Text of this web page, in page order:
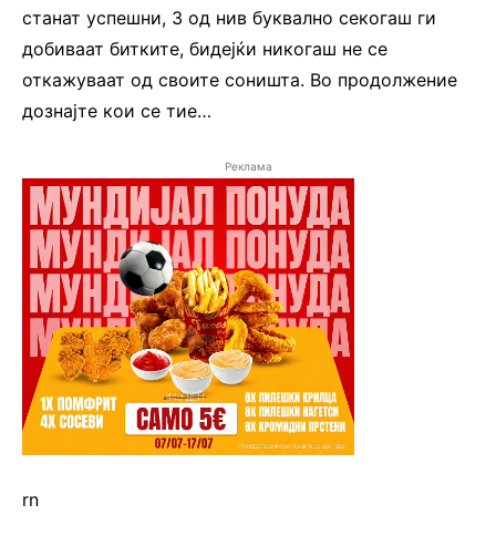
станат успешни, 3 од нив буквално секогаш ги
добиваат битките, бидејќи никогаш не се
откажуваат од своите соништа. Во продолжение
дознајте кои се тие…
Реклама
rn